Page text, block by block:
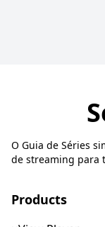
O Guia de Séries
de streaming para
Products